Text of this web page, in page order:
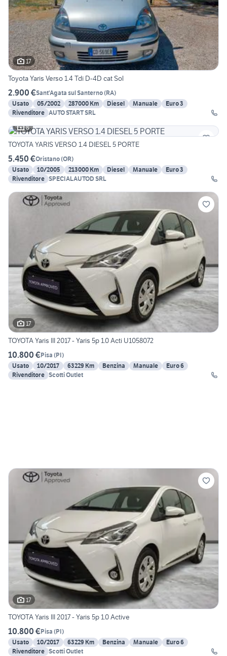
17
Toyota Yaris Verso 1.4 Tdi D-4D cat Sol
2.900 €Sant'Agata sul Santerno(RA)
Usato
05/2002 287000 Km Diesel Manuale
Euro 3
Rivenditore AUTO START SRL
8
TOYOTA YARIS VERSO 1.4 DIESEL 5 PORTE
5.450 €Oristano(OR)
Usato
10/2005 213000 Km Diesel Manuale
Euro 3
Rivenditore SPECIALAUTOD SRL
17
TOYOTA Yaris III 2017 - Yaris 5p 1.0 Acti U1058072
10.800 €Pisa (PI)
Usato
10/2017 63229 Km Benzina Manuale
Euro 6
Rivenditore Scotti Outlet
17
TOYOTA Yaris III 2017 - Yaris 5p 1.0 Active
10.800 €Pisa (PI)
Usato
10/2017 63229 Km Benzina Manuale
Euro 6
Rivenditore Scotti Outlet